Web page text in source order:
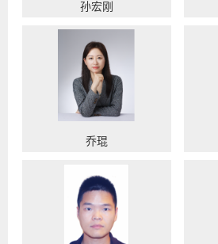
孙宏刚
乔琨